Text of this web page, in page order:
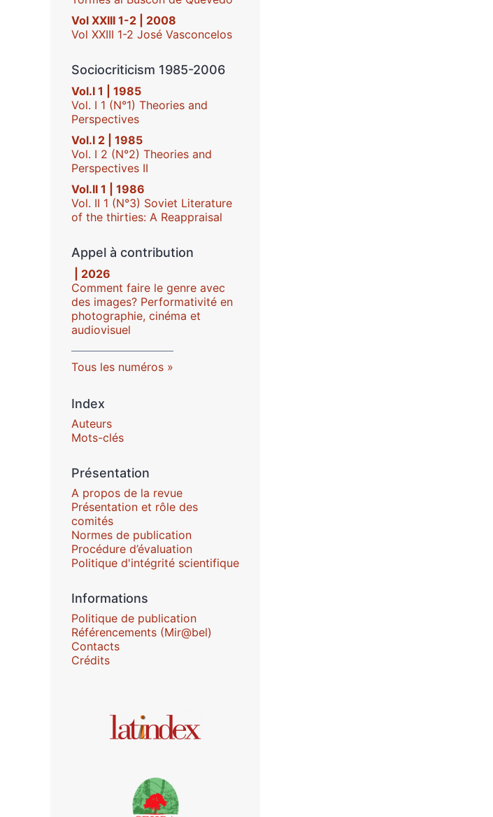
Vol XXIII 1-2 | 2008
Vol XXIII 1-2 José Vasconcelos
Sociocriticism 1985-2006
Vol.I 1 | 1985
Vol. I 1 (N°1) Theories and
Perspectives
Vol.I 2 | 1985
Vol. I 2 (N°2) Theories and
Perspectives II
Vol.II 1 | 1986
Vol. II 1 (N°3) Soviet Literature
of the thirties: A Reappraisal
Appel à contribution
| 2026
Comment faire le genre avec
des images? Performativité en
photographie, cinéma et
audiovisuel
Tous les numéros
Index
Auteurs
Mots-clés
Présentation
A propos de la revue
Présentation et rôle des
comités
Normes de publication
Procédure d’évaluation
Politique d'intégrité scientifique
Informations
Politique de publication
Référencements (Mir@bel)
Contacts
Crédits
Affiliations/partenaires